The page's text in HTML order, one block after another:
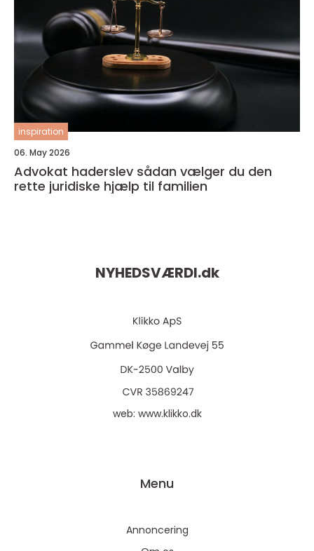
inspiration
06. May 2026
Advokat haderslev sådan vælger du den
rette juridiske hjælp til familien
NYHEDSVÆRDI.dk
web: www.klikko.dk
Menu
Annoncering